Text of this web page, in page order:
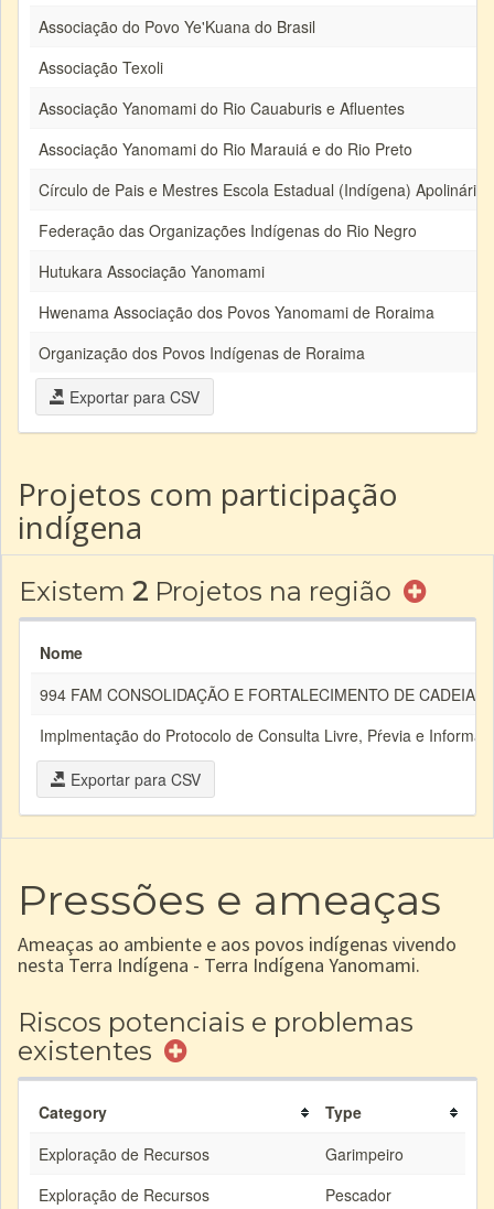
Associação do Povo Ye'Kuana do Brasil
Associação Texoli
Associação Yanomami do Rio Cauaburis e Afluentes
Associação Yanomami do Rio Marauiá e do Rio Preto
Círculo de Pais e Mestres Escola Estadual (Indígena) Apolinário
Federação das Organizações Indígenas do Rio Negro
Hutukara Associação Yanomami
Hwenama Associação dos Povos Yanomami de Roraima
Organização dos Povos Indígenas de Roraima
Exportar para CSV
Projetos com participação
indígena
Existem 2 Projetos na região
Nome
994 FAM CONSOLIDAÇÃO E FORTALECIMENTO DE CADEIAS
Implmentação do Protocolo de Consulta Livre, Pŕevia e
Exportar para CSV
Pressões e ameaças
Ameaças ao ambiente e aos povos indígenas vivendo
nesta Terra Indígena - Terra Indígena Yanomami.
Riscos potenciais e problemas
existentes
Category
Type
Exploração de Recursos
Garimpeiro
Exploração de Recursos
Pescador